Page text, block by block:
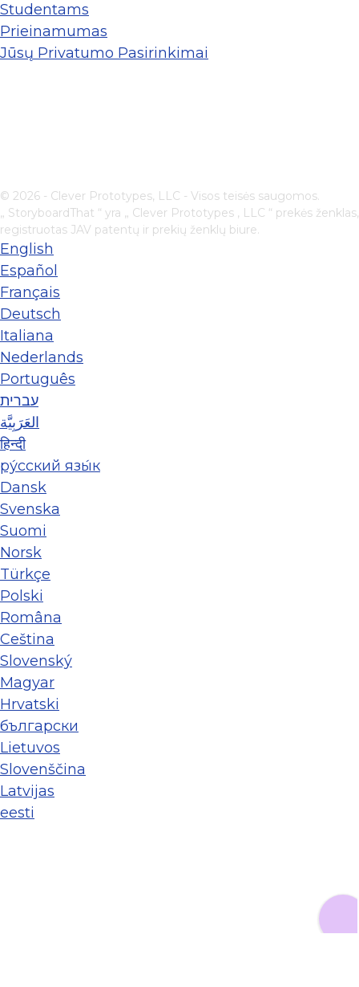
Studentams
Prieinamumas
Jūsų Privatumo Pasirinkimai
© 2026 - Clever Prototypes, LLC - Visos teisės saugomos.
„ StoryboardThat “ yra „ Clever Prototypes , LLC “ prekės ženklas,
registruotas JAV patentų ir prekių ženklų biure.
English
Español
Français
Deutsch
Italiana
Nederlands
Português
עברית
العَرَبِيَّة
हिन्दी
ру́сский язы́к
Dansk
Svenska
Suomi
Norsk
Türkçe
Polski
Româna
Ceština
Slovenský
Magyar
Hrvatski
български
Lietuvos
Slovenščina
Latvijas
eesti